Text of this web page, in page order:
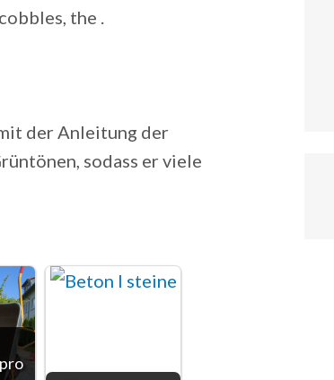
the .
der Anleitung der
sodass er viele